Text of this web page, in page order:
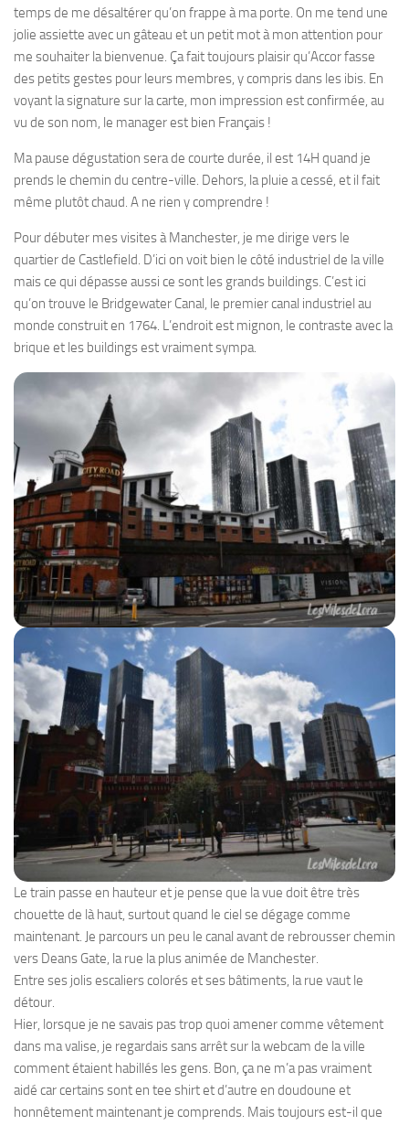
temps de me désaltérer qu’on frappe à ma porte. On me tend une
jolie assiette avec un gâteau et un petit mot à mon attention pour
me souhaiter la bienvenue. Ça fait toujours plaisir qu’Accor fasse
des petits gestes pour leurs membres, y compris dans les ibis. En
voyant la signature sur la carte, mon impression est confirmée, au
vu de son nom, le manager est bien Français !
Ma pause dégustation sera de courte durée, il est 14H quand je
prends le chemin du centre-ville. Dehors, la pluie a cessé, et il fait
même plutôt chaud. A ne rien y comprendre !
Pour débuter mes visites à Manchester, je me dirige vers le
quartier de Castlefield. D’ici on voit bien le côté industriel de la ville
mais ce qui dépasse aussi ce sont les grands buildings. C’est ici
qu’on trouve le Bridgewater Canal, le premier canal industriel au
monde construit en 1764. L’endroit est mignon, le contraste avec la
brique et les buildings est vraiment sympa.
Le train passe en hauteur et je pense que la vue doit être très
chouette de là haut, surtout quand le ciel se dégage comme
maintenant. Je parcours un peu le canal avant de rebrousser chemin
vers Deans Gate, la rue la plus animée de Manchester.
Entre ses jolis escaliers colorés et ses bâtiments, la rue vaut le
détour.
Hier, lorsque je ne savais pas trop quoi amener comme vêtement
dans ma valise, je regardais sans arrêt sur la webcam de la ville
comment étaient habillés les gens. Bon, ça ne m’a pas vraiment
aidé car certains sont en tee shirt et d’autre en doudoune et
honnêtement maintenant je comprends. Mais toujours est-il que